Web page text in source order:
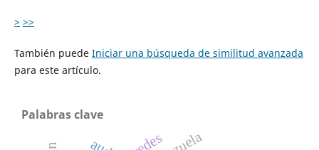
> >>
También puede Iniciar una búsqueda de similitud avanzada
para este artículo.
Palabras clave